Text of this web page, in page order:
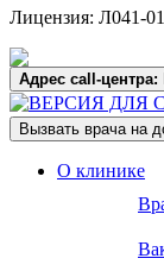
Лицензия: Л041-
Адрес call-центра:
Вызвать врача на
О клинике